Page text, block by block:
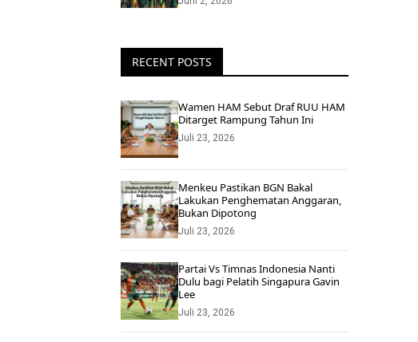
RECENT POSTS
Wamen HAM Sebut Draf RUU HAM
Ditarget Rampung Tahun Ini
Juli 23, 2026
Menkeu Pastikan BGN Bakal
Lakukan Penghematan Anggaran,
Bukan Dipotong
Juli 23, 2026
Partai Vs Timnas Indonesia Nanti
Dulu bagi Pelatih Singapura Gavin
Lee
Juli 23, 2026